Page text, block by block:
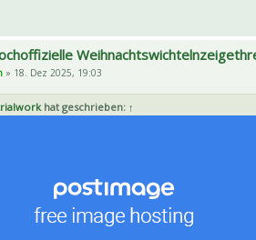
» 18. Dez 2025, 19:03
hat geschrieben: ↑